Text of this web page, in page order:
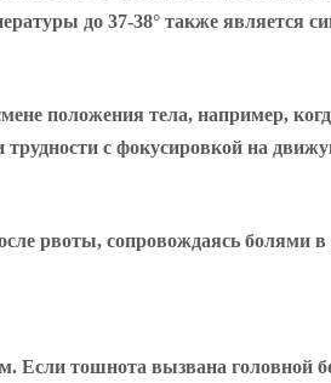
до 37-38° также является
положения тела, например,
с фокусировкой на
рвоты, сопровождаясь болями
Если тошнота вызвана головной